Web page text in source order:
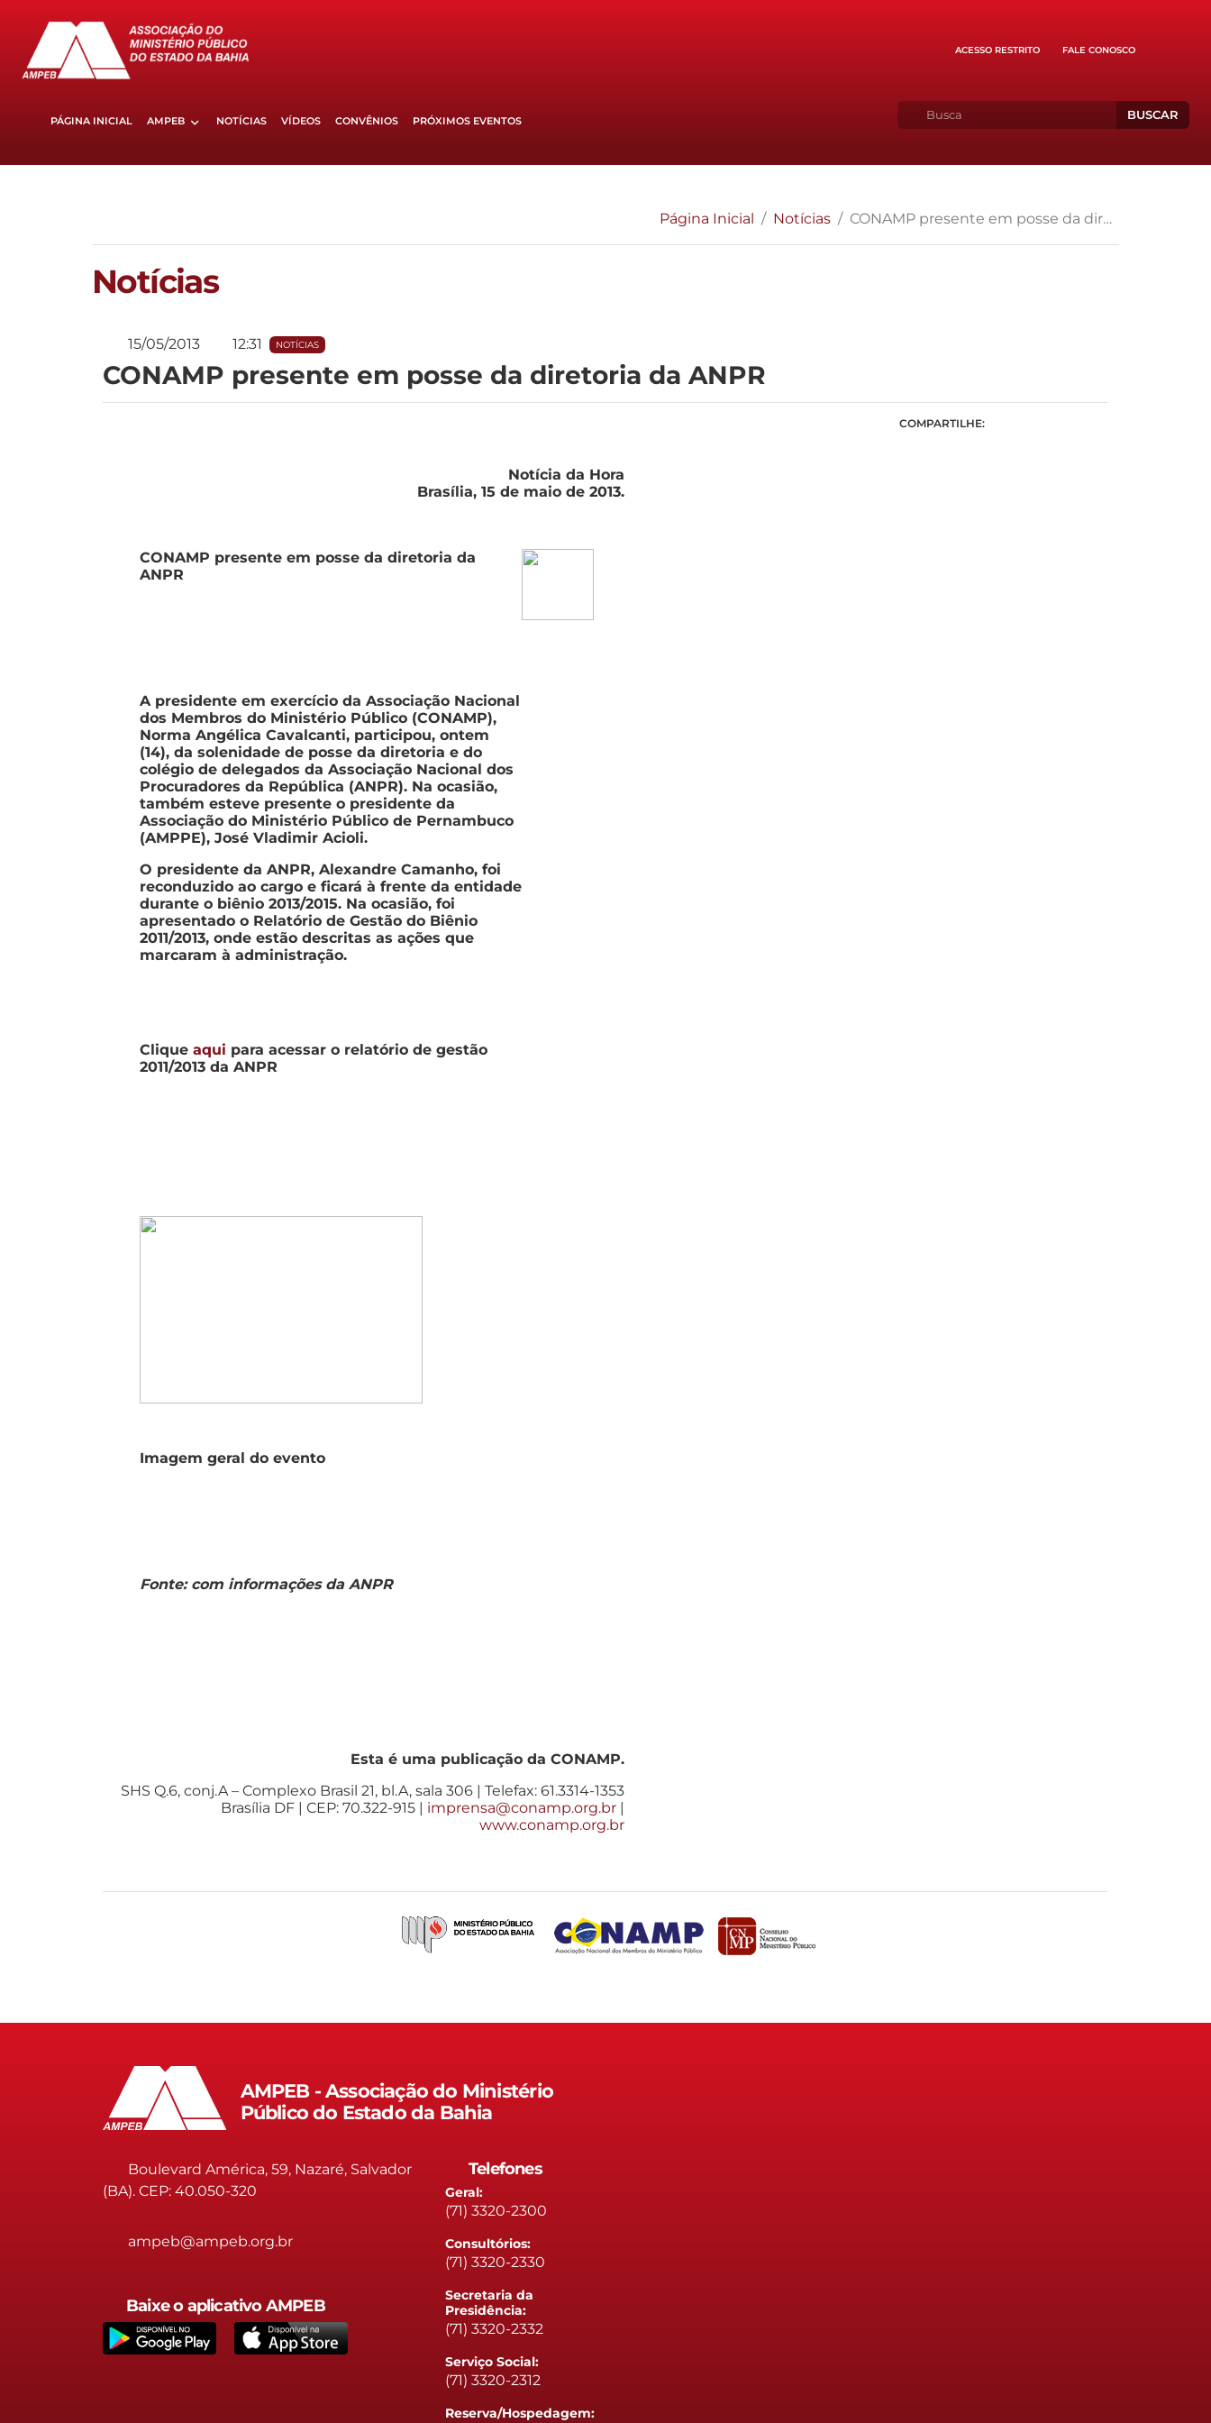
ACESSO RESTRITO FALE CONOSCO
PÁGINA INICIAL AMPEB NOTÍCIAS VÍDEOS CONVÊNIOS PRÓXIMOS EVENTOS BUSCAR
Página Inicial Notícias CONAMP presente em posse da diretoria da ANPR
Notícias
15/05/2013 12:31 NOTÍCIAS
CONAMP presente em posse da diretoria da ANPR
COMPARTILHE:
Notícia da Hora
Brasília, 15 de maio de 2013.
CONAMP presente em posse da diretoria da
ANPR
A presidente em exercício da Associação Nacional
dos Membros do Ministério Público (CONAMP),
Norma Angélica Cavalcanti, participou, ontem
(14), da solenidade de posse da diretoria e do
colégio de delegados da Associação Nacional dos
Procuradores da República (ANPR). Na ocasião,
também esteve presente o presidente da
Associação do Ministério Público de Pernambuco
(AMPPE), José Vladimir Acioli.
O presidente da ANPR, Alexandre Camanho, foi
reconduzido ao cargo e ficará à frente da entidade
durante o biênio 2013/2015. Na ocasião, foi
apresentado o Relatório de Gestão do Biênio
2011/2013, onde estão descritas as ações que
marcaram à administração.
Clique aqui para acessar o relatório de gestão
2011/2013 da ANPR
Imagem geral do evento
Fonte: com informações da ANPR
Esta é uma publicação da CONAMP.
SHS Q.6, conj.A – Complexo Brasil 21, bl.A, sala 306 | Telefax: 61.3314-1353
Brasília DF | CEP: 70.322-915 | imprensa@conamp.org.br
www.conamp.org.br
AMPEB - Associação do Ministério
Público do Estado da Bahia
Boulevard América, 59, Nazaré, Salvador
(BA). CEP: 40.050-320
ampeb@ampeb.org.br
Baixe o aplicativo AMPEB
Telefones
Geral:
(71) 3320-2300
Consultórios:
(71) 3320-2330
Secretaria da
Presidência:
(71) 3320-2332
Serviço Social:
(71) 3320-2312
Reserva/Hospedagem: